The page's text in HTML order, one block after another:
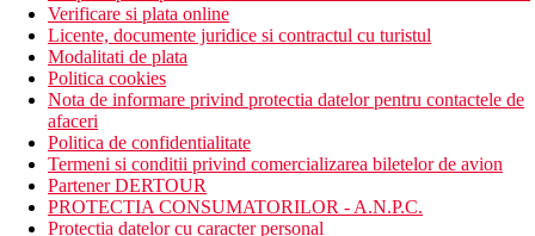
Verificare si plata online
Licente, documente juridice si contractul cu turistul
Modalitati de plata
Politica cookies
Nota de informare privind protectia datelor pentru contactele de
afaceri
Politica de confidentialitate
Termeni si conditii privind comercializarea biletelor de avion
Partener DERTOUR
PROTECTIA CONSUMATORILOR - A.N.P.C.
Protectia datelor cu caracter personal